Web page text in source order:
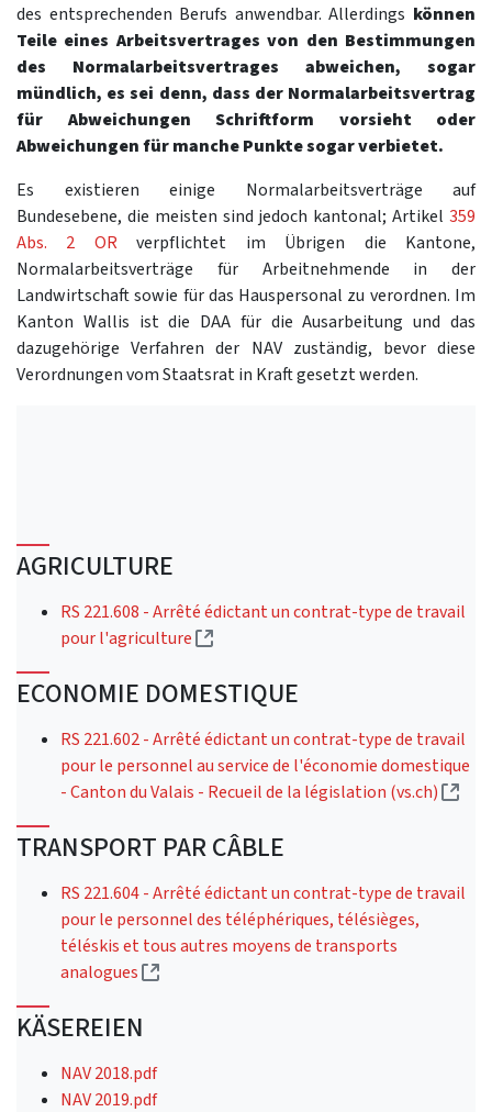
des entsprechenden Berufs anwendbar. Allerdings können
Teile eines Arbeitsvertrages von den Bestimmungen
des Normalarbeitsvertrages abweichen, sogar
mündlich, es sei denn, dass der Normalarbeitsvertrag
für Abweichungen Schriftform vorsieht oder
Abweichungen für manche Punkte sogar verbietet.
Es existieren einige Normalarbeitsverträge auf
Bundesebene, die meisten sind jedoch kantonal; Artikel 359
Abs. 2 ORverpflichtet im Übrigen die Kantone,
Normalarbeitsverträge für Arbeitnehmende in der
Landwirtschaft sowie für das Hauspersonal zu verordnen. Im
Kanton Wallis ist die DAA für die Ausarbeitung und das
dazugehörige Verfahren der NAV zuständig, bevor diese
Verordnungen vom Staatsrat in Kraft gesetzt werden.
AGRICULTURE
RS 221.608 - Arrêté édictant un contrat-type de travail
pour l'agriculture
(External link)
ECONOMIE DOMESTIQUE
RS 221.602 - Arrêté édictant un contrat-type de travail
pour le personnel au service de l'économie domestique
- Canton du Valais - Recueil de la législation (vs.ch)
TRANSPORT PAR CÂBLE
RS 221.604 - Arrêté édictant un contrat-type de travail
pour le personnel des téléphériques, télésièges,
téléskis et tous autres moyens de transports
analogues
(External link)
KÄSEREIEN
NAV 2018.pdf
NAV 2019.pdf